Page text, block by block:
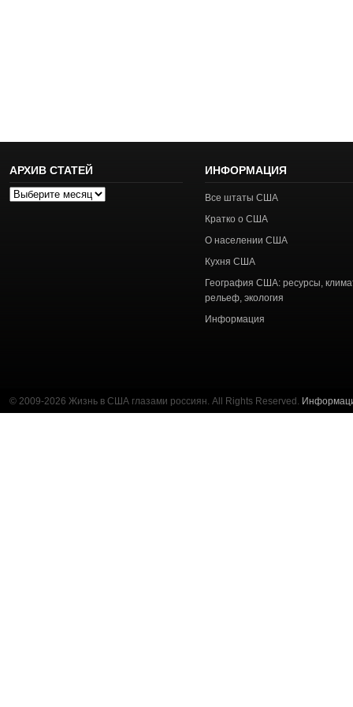
АРХИВ СТАТЕЙ
Архив
ИНФОРМАЦИЯ
Все штаты США
Кратко о США
О населении США
Кухня США
География США: ресурсы,
рельеф, экология
Информация
© 2009-2026 Жизнь в США глазами россиян. All Rights Reserved.